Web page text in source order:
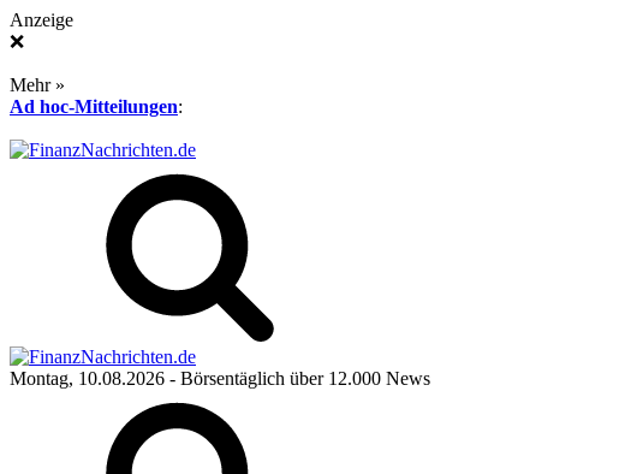
Anzeige
❌
Mehr »
Ad hoc-Mitteilungen:
Montag, 10.08.2026 - Börsentäglich über 12.000 News